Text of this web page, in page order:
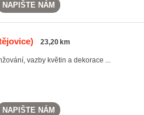
NAPIŠTE NÁM
23,20 km
vazby květin a dekorace ...
NAPIŠTE NÁM